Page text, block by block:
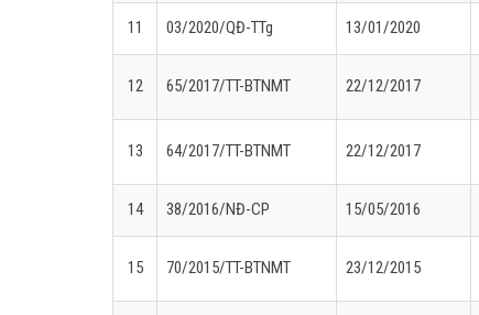
11 03/2020/QĐ-TTg 13/01/2020
12 65/2017/TT-BTNMT 22/12/2017
13 64/2017/TT-BTNMT 22/12/2017
14 38/2016/NĐ-CP 15/05/2016
15 70/2015/TT-BTNMT 23/12/2015